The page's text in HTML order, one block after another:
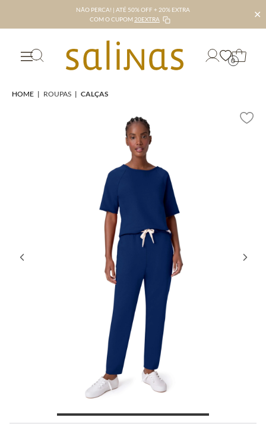
NÃO PERCA! | ATÉ 50% OFF + 20% EXTRA
COM O CUPOM 20EXTRA ✕
0
HOME | ROUPAS | CALÇAS